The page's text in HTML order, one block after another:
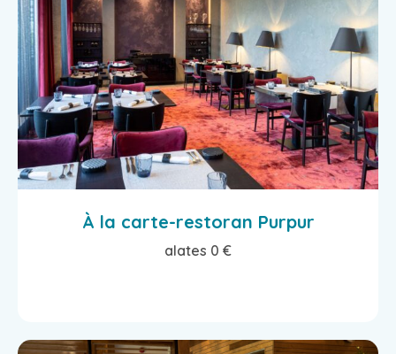
À la carte-restoran Purpur
alates 0 €